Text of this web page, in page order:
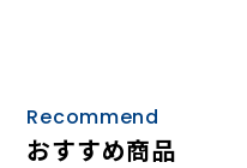
Recommend
おすすめ商品